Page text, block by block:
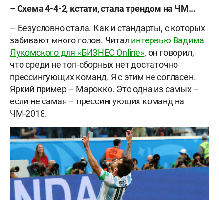
– Схема 4-4-2, кстати, стала трендом на ЧМ...
– Безусловно стала. Как и стандарты, с которых
забивают много голов. Читал интервью Вадима
Лукомского для «БИЗНЕС Online», он говорил,
что среди не топ-сборных нет достаточно
прессингующих команд. Я с этим не согласен.
Яркий пример – Марокко. Это одна из самых –
если не самая – прессингующих команд на
ЧМ-2018.